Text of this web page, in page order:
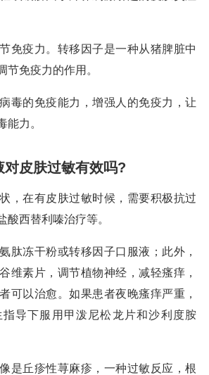
免疫力。转移因子是一种从猪脾脏中
节免疫力的作用。
毒的免疫能力，增强人的免疫力，让
能力。
对皮肤过敏有效吗?
，在有皮肤过敏时候，需要积极抗过
酸西替利嗪治疗等。
肽冻干粉或转移因子口服液；此外，
维素片，调节植物神经，减轻瘙痒，
可以治愈。如果患者夜晚瘙痒严重，
导下服用甲泼尼松龙片和沙利度胺
是丘疹性荨麻疹，一种过敏反应，根